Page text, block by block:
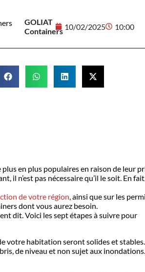
GOLIAT
Containers 10/02/2025 10:00
plus en plus populaires en raison de leur
il n’est pas nécessaire qu’il le soit. En
de votre région, ainsi que sur les
dont vous aurez besoin.
dit. Voici les sept étapes à suivre pour
votre habitation seront solides et stables.
de niveau et non sujet aux